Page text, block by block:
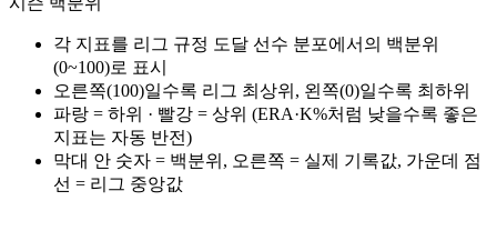
각 지표를 리그 규정 도달 선수 분포에서의 백분위
(0~100)로 표시
오른쪽(100)일수록 리그 최상위, 왼쪽(0)일수록 최하위
파랑 = 하위 · 빨강 = 상위 (ERA·K%처럼 낮을수록 좋은
지표는 자동 반전)
막대 안 숫자 = 백분위, 오른쪽 = 실제 기록값, 가운데 점
선 = 리그 중앙값